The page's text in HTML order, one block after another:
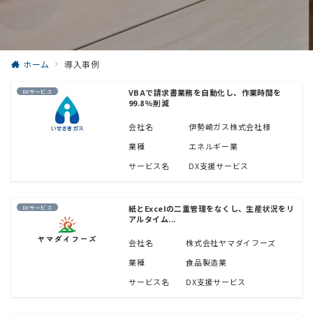
ホーム 導入事例
DXサービス
VBAで請求書業務を自動化し、作業時間を
99.8%削減
会社名
伊勢崎ガス株式会社様
業種
エネルギー業
サービス名
DX支援サービス
DXサービス
紙とExcelの二重管理をなくし、生産状況をリ
アルタイム...
会社名
株式会社ヤマダイフーズ
業種
食品製造業
サービス名
DX支援サービス